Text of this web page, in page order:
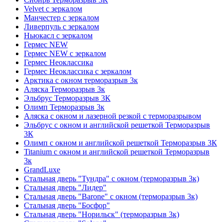
Velvet с зеркалом
Манчестер с зеркалом
Ливерпуль с зеркалом
Ньюкасл с зеркалом
Гермес NEW
Гермес NEW с зеркалом
Гермес Неоклассика
Гермес Неоклассика с зеркалом
Арктика с окном терморазрыв 3к
Аляска Терморазрыв 3к
Эльбрус Терморазрыв 3К
Олимп Терморазрыв 3к
Аляска с окном и лазерной резкой с терморазрывом
Эльбрус с окном и английской решеткой Терморазрыв
3К
Олимп с окном и английской решеткой Терморазрыв 3К
Titanium с окном и английской решеткой Терморазрыв
3к
GrandLuxe
Стальная дверь "Тундра" с окном (терморазрыв 3к)
Стальная дверь "Лидер"
Стальная дверь "Barone" с окном (терморазрыв 3к)
Стальная дверь "Босфор"
Стальная дверь "Норильск" (терморазрыв 3к)